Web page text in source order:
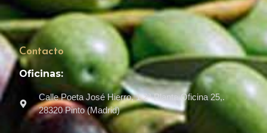
Contacto
Oficinas:
Calle Poeta José Hierro, 1 2ª Planta Oficina 25,.
28320 Pinto (Madrid)